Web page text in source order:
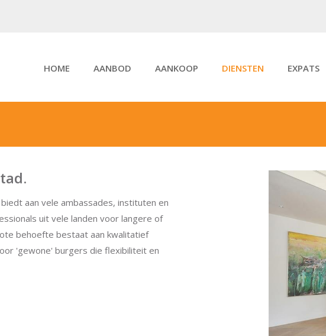
HOME AANBOD AANKOOP DIENSTEN EXPATS
aan vele ambassades, instituten en
uit vele landen voor langere of
behoefte bestaat aan kwalitatief
'gewone' burgers die flexibiliteit en